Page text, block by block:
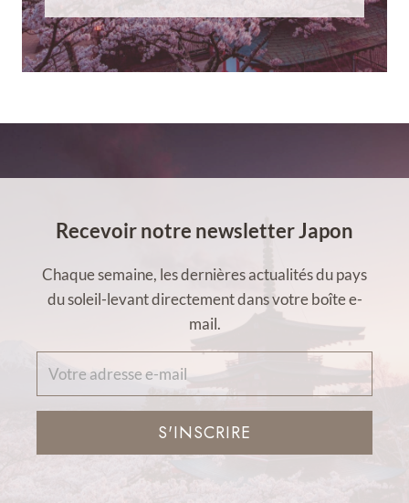
Recevoir notre newsletter Japon
Chaque semaine, les dernières actualités du pays
du soleil-levant directement dans votre boîte e-
mail.
S'INSCRIRE